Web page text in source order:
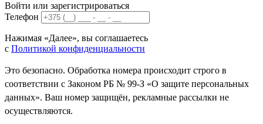
Войти или зарегистрироваться
Телефон
Нажимая «Далее», вы соглашаетесь
с Политикой конфиденциальности
Это безопасно. Обработка номера происходит строго в
соответствии с Законом РБ № 99-З «О защите персональных
данных». Ваш номер защищён, рекламные рассылки не
осуществляются.